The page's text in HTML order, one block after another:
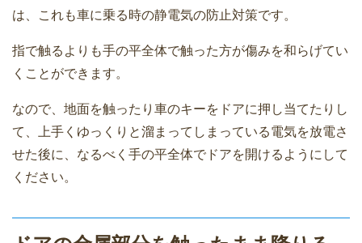
は、これも車に乗る時の静電気の防止対策です。
指で触るよりも手の平全体で触った方が傷みを和らげてい
くことができます。
なので、地面を触ったり車のキーをドアに押し当てたりし
て、上手くゆっくりと溜まってしまっている電気を放電さ
せた後に、なるべく手の平全体でドアを開けるようにして
ください。